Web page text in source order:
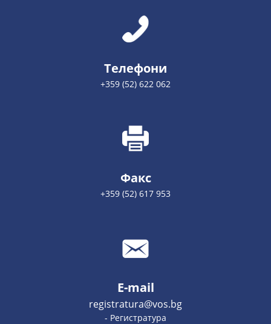
Телефони
+359 (52) 622 062
Факс
+359 (52) 617 953
E-mail
registratura@vos.bg
- Регистратура